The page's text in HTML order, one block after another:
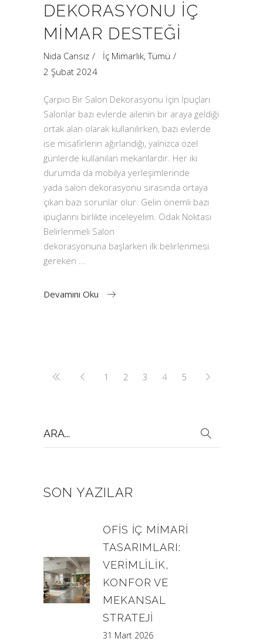
DEKORASYONU İÇ
MIMAR DESTEĞI
Nida Cansız İç Mimarlık,Tümü
2 Şubat 2024
Çarpıcı Bir Salon Dekorasyonu İçin İpuçları
Salonlar bazı evlerde ailenin bir araya geldiği
ortak alan olarak kullanılırken, bazı evlerde
ise misafirlerin ağırlandığı, yalnızca özel
günlerde kullanılan mekanlardır. Her iki
durumda da mobilya yerleşimlerinde
yada salon dekorasyonu sırasında ortaya
çıkan bazı sorunlar olur. Gelin önemli bazı
ipuçlarını birlikte inceleyelim. Odak Noktası
Belirlenmeli Salon
dekorasyonuna başlarken ilk belirlenmesi
gereken
Devamını Oku
1 2 3 4 5
for:
SON YAZILAR
OFIS İÇ MIMARI
TASARIMLARI:
VERIMLILIK,
KONFOR VE
MEKANSAL
STRATEJI
31 Mart 2026